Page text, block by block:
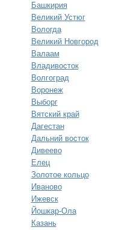
Башкирия
Великий Устюг
Вологда
Великий Новгород
Валаам
Владивосток
Волгоград
Воронеж
Выборг
Вятский край
Дагестан
Дальний восток
Дивеево
Елец
Золотое кольцо
Иваново
Ижевск
Йошкар-Ола
Казань